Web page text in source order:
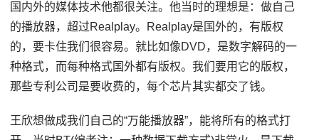
国内外的媒体技术他都很关注。他当时的理想是：做自己
的播放器，超过Realplay。Realplay是国外的，有版权
的，要卡住我们很容易。就比如像DVD，是数字解码的一
种格式，而每种格式国外都有版权。我们要用它的版权，
那些专利公司是要收费的，每个芯片其实都交了钱。
王欣想做成我们自己的“万能播放器”，能将所有的格式打